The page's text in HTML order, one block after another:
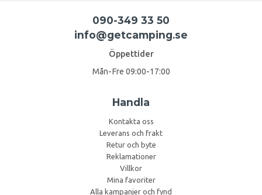
090-349 33 50
info@getcamping.se
Öppettider
Mån-Fre 09:00-17:00
Handla
Kontakta oss
Leverans och frakt
Retur och byte
Reklamationer
Villkor
Mina favoriter
Alla kampanjer och fynd